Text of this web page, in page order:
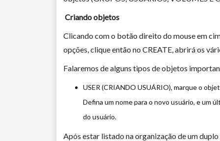
Criando objetos
Clicando com o botão direito do mouse em
opções, clique então no CREATE, abrirá os
Falaremos de alguns tipos de objetos
USER (CRIANDO USUÁRIO), marque o
Defina um nome para o novo usuário, e um
do usuário.
Após estar listado na organização de um